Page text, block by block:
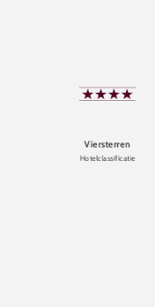
Viersterren
Hotelclassificatie